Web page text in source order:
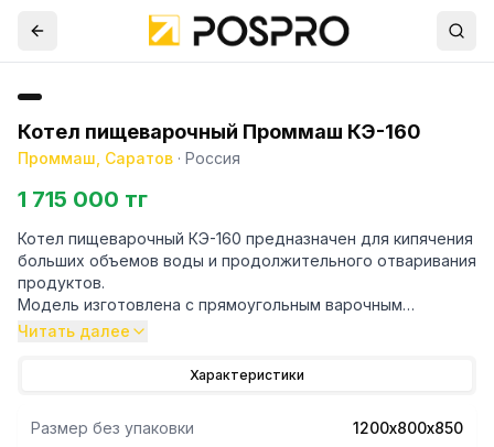
Котел пищеварочный Проммаш КЭ-160
Проммаш, Саратов · Россия
1 715 000 тг
Котел пищеварочный КЭ-160 предназначен для кипячения
больших объемов воды и продолжительного отваривания
продуктов.
Модель изготовлена с прямоугольным варочным
сосудом.
нержавеющей стали, которые установлены в
долговечность в процессе эксплуатации достигаются
Читать далее
Характеристики
Размер без упаковки 1200х800х850